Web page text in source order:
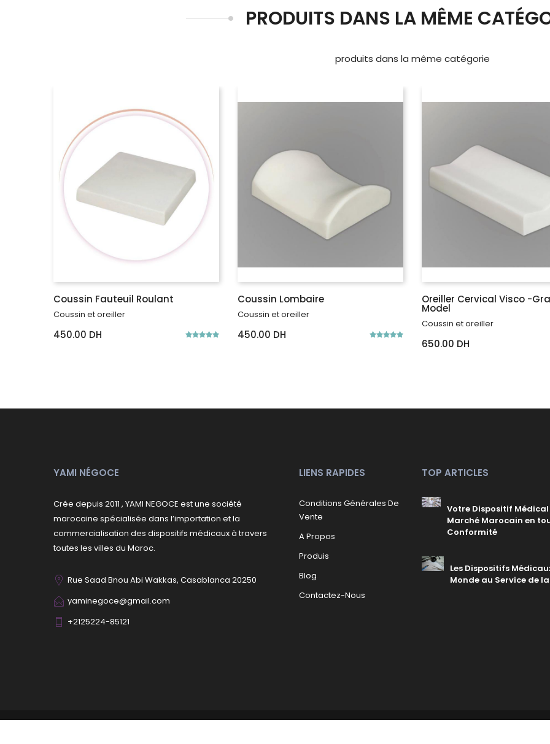
PRODUITS DANS LA MÊME
produits dans la même catégorie
Coussin Fauteuil Roulant
Coussin et oreiller
450.00 DH
Coussin Lombaire
Coussin et oreiller
450.00 DH
Oreiller Cervical Visco -
Model
Coussin et oreiller
650.00 DH
YAMI NÉGOCE
Crée depuis 2011 , YAMI NEGOCE est une société
marocaine spécialisée dans l’importation et la
commercialisation des dispositifs médicaux à travers
toutes les villes du Maroc.
Rue Saad Bnou Abi Wakkas, Casablanca 20250
yaminegoce@gmail.com
+2125224-85121
LIENS RAPIDES
Conditions Générales De
Vente
A Propos
Produis
Blog
Contactez-Nous
TOP ARTICLES
Votre Dispositif Médical
Marché Marocain en
Conformité
Les Dispositifs
Monde au Service de